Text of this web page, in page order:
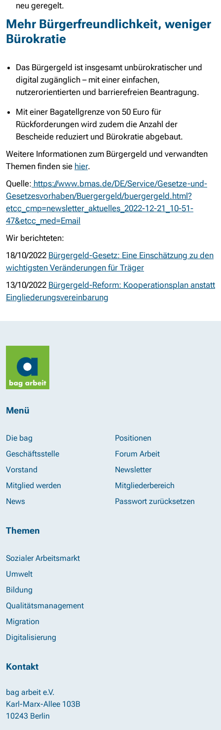
neu geregelt.
Mehr Bürgerfreundlichkeit, weniger
Bürokratie
Das Bürgergeld ist insgesamt unbürokratischer und
digital zugänglich – mit einer einfachen,
nutzerorientierten und barrierefreien Beantragung.
Mit einer Bagatellgrenze von 50 Euro für
Rückforderungen wird zudem die Anzahl der
Bescheide reduziert und Bürokratie abgebaut.
Weitere Informationen zum Bürgergeld und verwandten
Themen finden sie hier.
Quelle: https://www.bmas.de/DE/Service/Gesetze-und-
Gesetzesvorhaben/Buergergeld/buergergeld.html?
etcc_cmp=newsletter_aktuelles_2022-12-21_10-51-
47&etcc_med=Email
Wir berichteten:
18/10/2022 Bürgergeld-Gesetz: Eine Einschätzung zu den
wichtigsten Veränderungen für Träger
13/10/2022 Bürgergeld-Reform: Kooperationsplan anstatt
Eingliederungsvereinbarung
Menü
Die bag
Geschäftsstelle
Vorstand
Mitglied werden
News
Positionen
Forum Arbeit
Newsletter
Mitgliederbereich
Passwort zurücksetzen
Themen
Sozialer Arbeitsmarkt
Umwelt
Bildung
Qualitätsmanagement
Migration
Digitalisierung
Kontakt
bag arbeit e.V.
Karl-Marx-Allee 103B
10243 Berlin